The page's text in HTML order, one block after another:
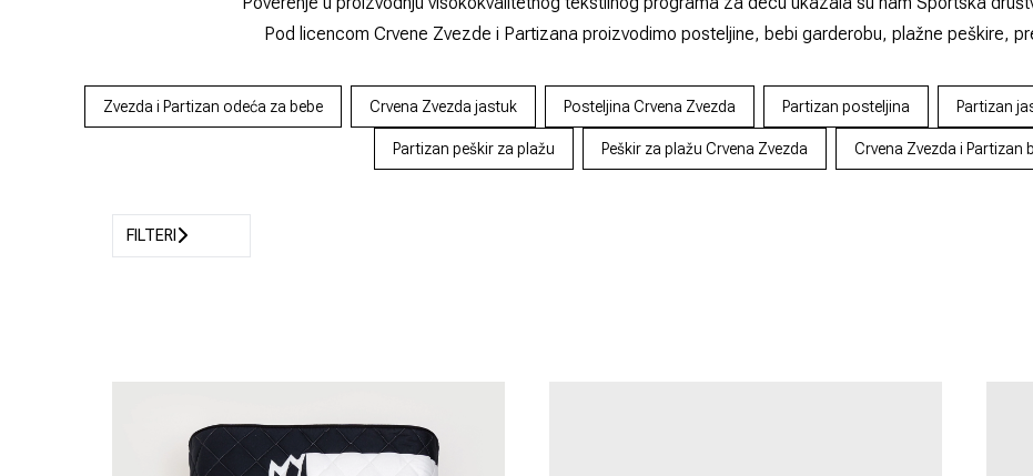
Pod licencom Crvene Zvezde i Partizana proizvodimo posteljine, bebi garderobu, plažne peškire,
Zvezda i Partizan odeća za bebe Crvena Zvezda jastuk Posteljina Crvena Zvezda Partizan posteljina Partizan
Partizan peškir za plažu Peškir za plažu Crvena Zvezda Crvena Zvezda i Partizan
FILTERI